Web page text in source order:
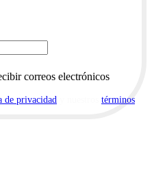
correos electrónicos
de privacidad
términos